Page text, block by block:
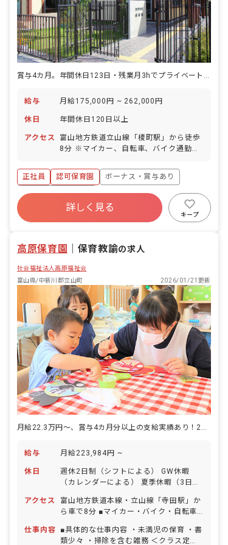
賞与4カ月。年間休日123日・残業月3hでプライベートも大事にできます
給与 月給175,000円 ~ 262,000円
休日 年間休日120日以上
アクセス
富山地方鉄道立山線「榎町駅」から徒歩
8分 ※マイカー、自転車、バイク通勤
正社員
認可保育園
ボーナス・賞与あり
年間休日120日以上
寮・住宅・家賃補助あり
社会保険完備
昇給昇進あり
詳しく見る
キープ
高原保育園 保育教諭の求人
社会福祉法人高原福祉会
富山県/中新川郡立山町
2026/01/21更新
月給22.3万円～、賞与4カ月分以上の支給実績あり！23年に休憩室新設
給与 月給223,984円 ~
休日
週休2日制（シフトによる） GW休暇
（カレンダーによる） 夏季休暇（3日
（取得率100％／半日単位での取得可／
5日以上の連休可）※予め取得日を振り
分けられていますが、後日変更も可能で
す。 慶弔休暇 産前産後・育児休暇（取
アクセス
富山地方鉄道本線・立山線「寺田駅」か
ら車で8分 ■マイカー・バイク・自転車
に川が流れており、周囲を畑に囲まれて
仕事内容
■具体的な仕事内容 ・未満児の保育 ・書
類少々 ・掃除を含む雑務 ＜クラス定員